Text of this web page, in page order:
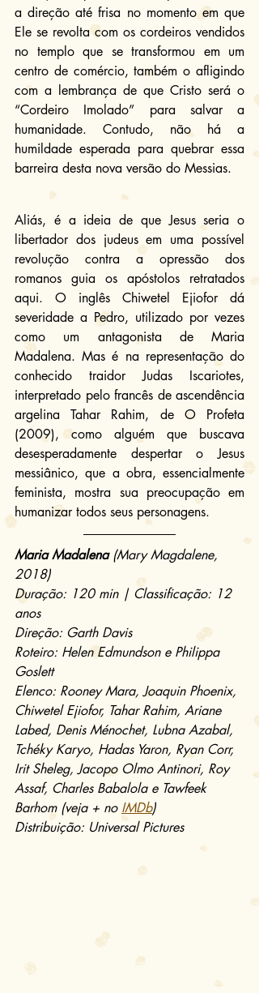
a direção até frisa no momento em que
Ele se revolta com os cordeiros vendidos
no templo que se transformou em um
centro de comércio, também o afligindo
com a lembrança de que Cristo será o
“Cordeiro Imolado” para salvar a
humanidade. Contudo, não há a
humildade esperada para quebrar essa
barreira desta nova versão do Messias.
Aliás, é a ideia de que Jesus seria o
libertador dos judeus em uma possível
revolução contra a opressão dos
romanos guia os apóstolos retratados
aqui. O inglês Chiwetel Ejiofor dá
severidade a Pedro, utilizado por vezes
como um antagonista de Maria
Madalena. Mas é na representação do
conhecido traidor Judas Iscariotes,
interpretado pelo francês de ascendência
argelina Tahar Rahim, de O Profeta
(2009), como alguém que buscava
desesperadamente despertar o Jesus
messiânico, que a obra, essencialmente
feminista, mostra sua preocupação em
humanizar todos seus personagens.
Maria Madalena (Mary Magdalene,
2018)
Duração: 120 min | Classificação: 12
anos
Direção: Garth Davis
Roteiro: Helen Edmundson e Philippa
Goslett
Elenco: Rooney Mara, Joaquin Phoenix,
Chiwetel Ejiofor, Tahar Rahim, Ariane
Labed, Denis Ménochet, Lubna Azabal,
Tchéky Karyo, Hadas Yaron, Ryan Corr,
Irit Sheleg, Jacopo Olmo Antinori, Roy
Assaf, Charles Babalola e Tawfeek
Barhom (veja + no IMDb)
Distribuição: Universal Pictures